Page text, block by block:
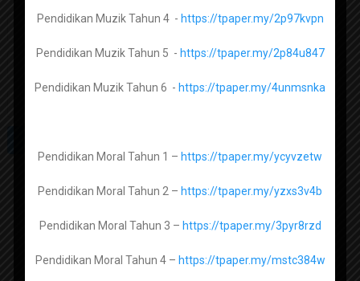
Subscribe channel Sumber
Pendidikan
https://tpaper.my/2p9hhzj8
https://tpaper.my/4cnxdzch
https://tpaper.my/3rcave6u
https://tpaper.my/4juu83se
Al Syariah Tingkatan 3 -
Pendidikan Muzik Tahun 4 - https://tpaper.my/2p97kvpn
Pendidikan Muzik Tahun 5 - https://tpaper.my/2p84u847
Pendidikan Muzik Tahun 6 - https://tpaper.my/4unmsnka
Pendidikan Moral Tahun 1 – https://tpaper.my/ycyvzetw
Pendidikan Moral Tahun 2 – https://tpaper.my/yzxs3v4b
Pendidikan Moral Tahun 3 – https://tpaper.my/3pyr8rzd
Pendidikan Moral Tahun 4 – https://tpaper.my/mstc384w